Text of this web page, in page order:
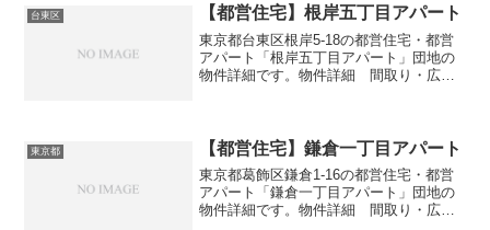
ア...
台東区 【都営住宅】根岸五丁目アパート
東京都台東区根岸5-18の都営住宅・都営
アパート「根岸五丁目アパート」団地の
物件詳細です。物件詳細 間取り・広さ
セス主な...
東京都 【都営住宅】鎌倉一丁目アパート
東京都葛飾区鎌倉1-16の都営住宅・都営
アパート「鎌倉一丁目アパート」団地の
物件詳細です。物件詳細 間取り・広さ